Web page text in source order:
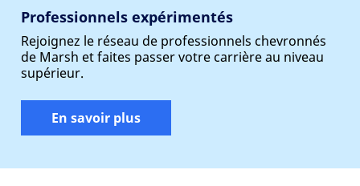
Professionnels expérimentés
Rejoignez le réseau de professionnels chevronnés
de Marsh et faites passer votre carrière au niveau
supérieur.
En savoir plus